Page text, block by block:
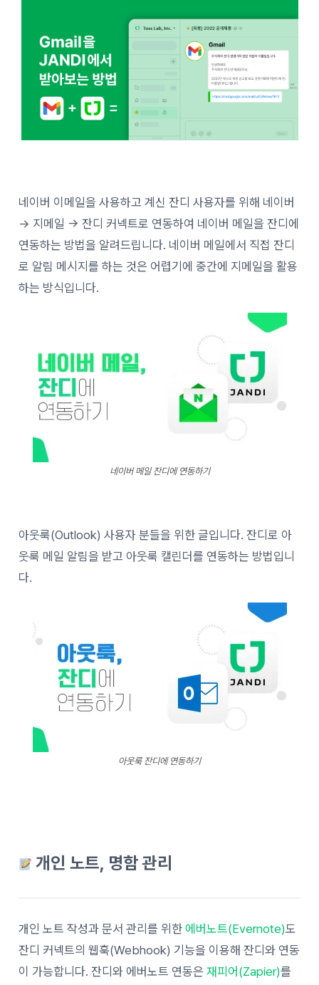
네이버 이메일을 사용하고 계신 잔디 사용자를 위해 네이버
-> 지메일 -> 잔디 커넥트로 연동하여 네이버 메일을 잔디에
연동하는 방법을 알려드립니다. 네이버 메일에서 직접 잔디
로 알림 메시지를 하는 것은 어렵기에 중간에 지메일을 활용
하는 방식입니다.
네이버 메일 잔디에 연동하기
아웃룩(Outlook) 사용자 분들을 위한 글입니다. 잔디로 아
웃룩 메일 알림을 받고 아웃룩 캘린더를 연동하는 방법입니
다.
아웃룩 잔디에 연동하기
개인 노트, 명함 관리
개인 노트 작성과 문서 관리를 위한에버노트(Evernote)도
잔디 커넥트의 웹훅(Webhook) 기능을 이용해 잔디와 연동
이 가능합니다. 잔디와 에버노트 연동은재피어(Zapier)를